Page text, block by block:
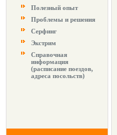
Полезный опыт
Проблемы и решения
Серфинг
Экстрим
Справочная
информация
(расписание поездов,
адреса посольств)